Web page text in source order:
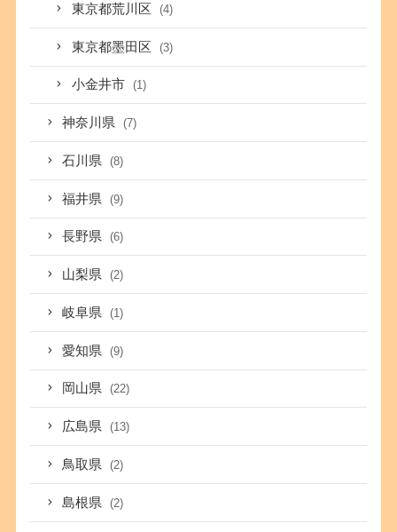
東京都荒川区 (4)
東京都墨田区 (3)
小金井市 (1)
神奈川県 (7)
石川県 (8)
福井県 (9)
長野県 (6)
山梨県 (2)
岐阜県 (1)
愛知県 (9)
岡山県 (22)
広島県 (13)
鳥取県 (2)
島根県 (2)